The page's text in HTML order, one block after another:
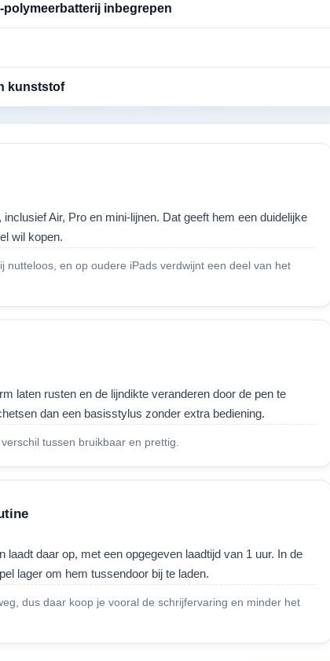
polymeerbatterij inbegrepen
kunststof
Air, Pro en mini-lijnen. Dat geeft hem een duidelijke
wil kopen.
nutteloos, en op oudere iPads verdwijnt een deel van het
laten rusten en de lijndikte veranderen door de pen te
dan een basisstylus zonder extra bediening.
tussen bruikbaar en prettig.
daar op, met een opgegeven laadtijd van 1 uur. In de
lager om hem tussendoor bij te laden.
dus daar koop je vooral de schrijfervaring en minder het